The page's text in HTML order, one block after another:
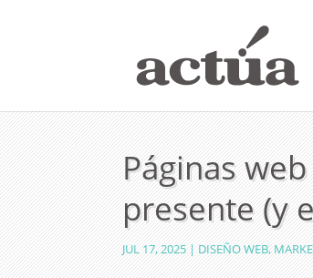
Páginas
presente (y
JUL 17, 2025|DISEÑO WEB,